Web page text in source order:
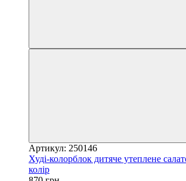
Артикул: 250146
Худі-колорблок дитяче утеплене
колір